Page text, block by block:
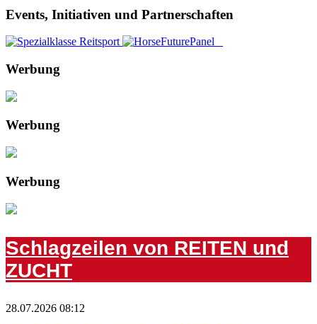
Events, Initiativen und Partnerschaften
Werbung
Werbung
Werbung
Schlagzeilen von REITEN und
ZUCHT
28.07.2026 08:12